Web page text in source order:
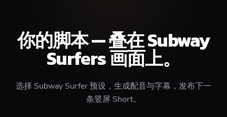
你的脚本 — 叠在 Subway
Surfers 画面上。
选择 Subway Surfer 预设，生成配音与字幕，发布下一
条竖屏 Short。